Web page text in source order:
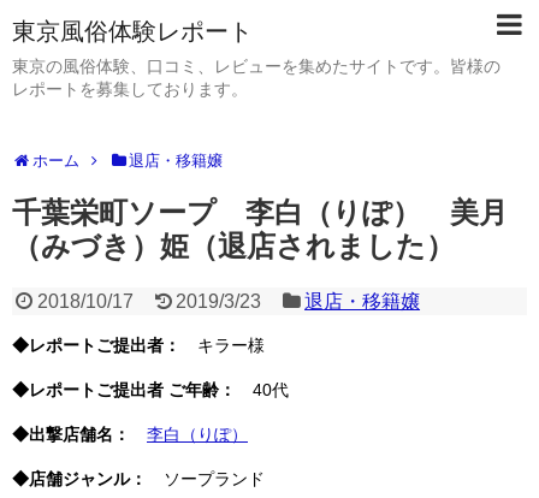
東京風俗体験レポート
東京の風俗体験、口コミ、レビューを集めたサイトです。皆様の
レポートを募集しております。
ホーム 退店・移籍嬢
千葉栄町ソープ 李白（りぽ） 美月
（みづき）姫（退店されました）
2018/10/17 2019/3/23 退店・移籍嬢
◆レポートご提出者： キラー様
◆レポートご提出者 ご年齢： 40代
◆出撃店舗名： 李白（りぽ）
◆店舗ジャンル： ソープランド